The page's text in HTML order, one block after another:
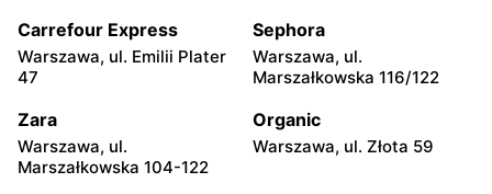
2
Kakto.pl
Barlickiego 27
Kakto.pl
Łomżyńska 29
Kakto.pl Kakto.pl
Carrefour Express
Warszawa, ul. Emilii Plater
47
Sephora
Warszawa, ul.
Marszałkowska 116/122
Zara
Warszawa, ul.
Marszałkowska 104-122
Organic
Warszawa, ul. Złota 59